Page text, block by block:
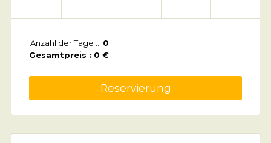
Anzahl der Tage .... 0
Gesamtpreis : 0 €
Reservierung